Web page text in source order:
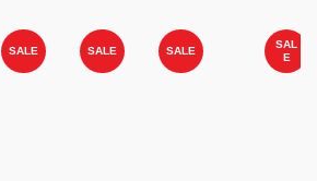
SALE SALE SALE
SAL
E